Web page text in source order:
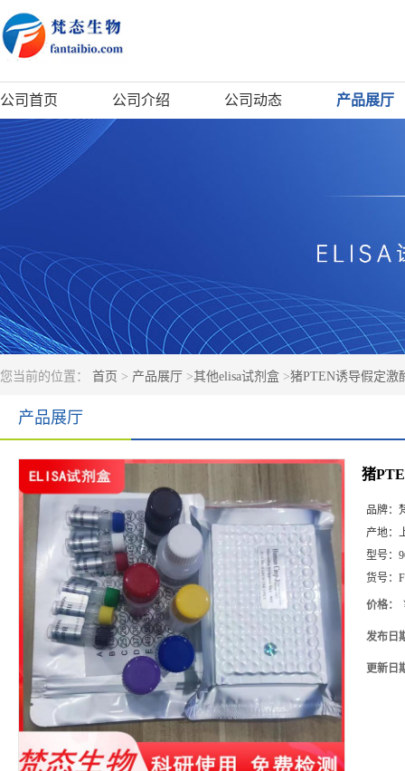
公司首页 公司介绍 公司动态 产品展厅
您当前的位置： 首页 > 产品展厅 >其他elisa试剂盒 >猪PTEN诱导假定激
产品展厅
猪
品牌：
产地：
型号：
货号：
价格：
发布日
更新日